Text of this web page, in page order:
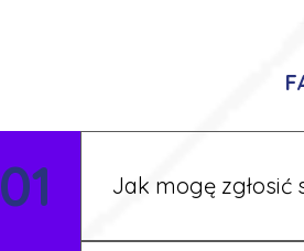
01 Jak mogę zgłosić